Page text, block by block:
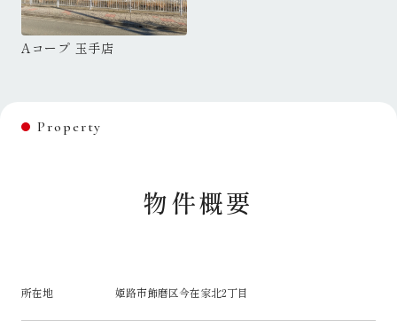
Aコープ 玉手店
Property
物件概要
所在地 姫路市飾磨区今在家北2丁目